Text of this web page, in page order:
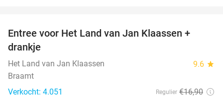
Entree voor Het Land van Jan Klaassen +
drankje
Het Land van Jan Klaassen 9.6 star
Braamt
Verkocht: 4.051
Regulier €16,90